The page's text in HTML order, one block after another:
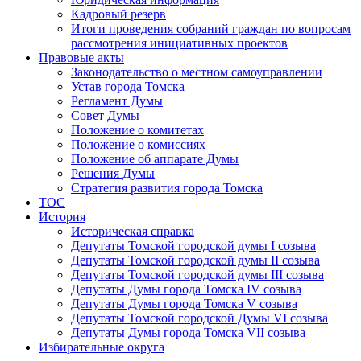
Кадровый резерв
Итоги проведения собраний граждан по вопросам
рассмотрения инициативных проектов
Правовые акты
Законодательство о местном самоуправлении
Устав города Томска
Регламент Думы
Совет Думы
Положение о комитетах
Положение о комиссиях
Положение об аппарате Думы
Решения Думы
Стратегия развития города Томска
ТОС
История
Историческая справка
Депутаты Томской городской думы I созыва
Депутаты Томской городской думы II созыва
Депутаты Томской городской думы III созыва
Депутаты Думы города Томска IV созыва
Депутаты Думы города Томска V созыва
Депутаты Томской городской Думы VI созыва
Депутаты Думы города Томска VII созыва
Избирательные округа